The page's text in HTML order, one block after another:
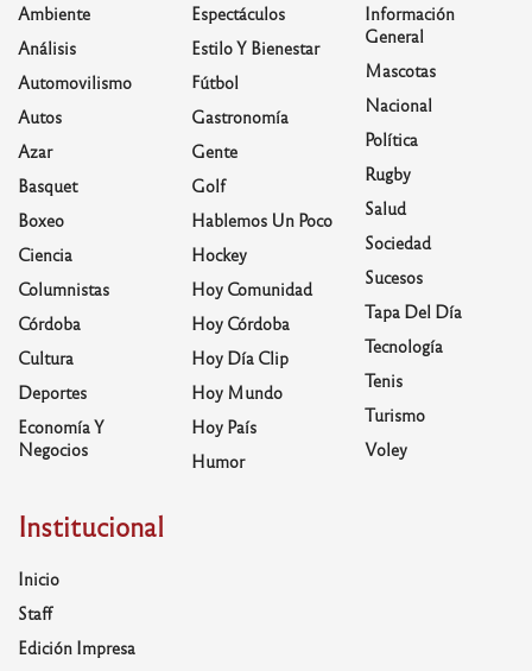
Ambiente
Análisis
Automovilismo
Autos
Azar
Basquet
Boxeo
Ciencia
Columnistas
Córdoba
Cultura
Deportes
Economía Y
Negocios
Espectáculos
Estilo Y Bienestar
Fútbol
Gastronomía
Gente
Golf
Hablemos Un Poco
Hockey
Hoy Comunidad
Hoy Córdoba
Hoy Día Clip
Hoy Mundo
Hoy País
Humor
Información
General
Mascotas
Nacional
Política
Rugby
Salud
Sociedad
Sucesos
Tapa Del Día
Tecnología
Tenis
Turismo
Voley
Institucional
Inicio
Staff
Edición Impresa